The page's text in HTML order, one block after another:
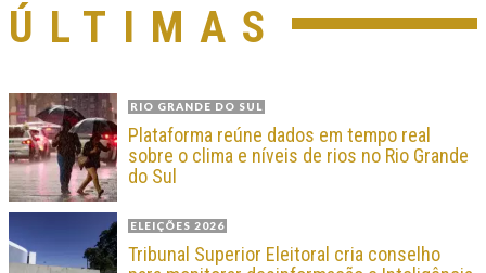
ÚLTIMAS
RIO GRANDE DO SUL
Plataforma reúne dados em tempo real
sobre o clima e níveis de rios no Rio Grande
do Sul
ELEIÇÕES 2026
Tribunal Superior Eleitoral cria conselho